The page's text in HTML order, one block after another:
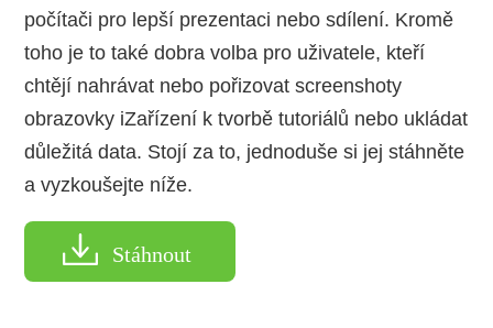
počítači pro lepší prezentaci nebo sdílení. Kromě
toho je to také dobra volba pro uživatele, kteří
chtějí nahrávat nebo pořizovat screenshoty
obrazovky iZařízení k tvorbě tutoriálů nebo ukládat
důležitá data. Stojí za to, jednoduše si jej stáhněte
a vyzkoušejte níže.
Stáhnout